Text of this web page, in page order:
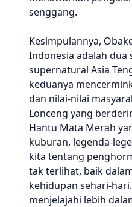
senggang.
Kesimpulannya,
Indonesia adalah dua
supernatural Asia
keduanya
dan nilai-nilai
Lonceng yang
Hantu Mata Merah
kuburan, legenda-
kita tentang
tak terlihat, baik
kehidupan sehari-
menjelajahi lebih